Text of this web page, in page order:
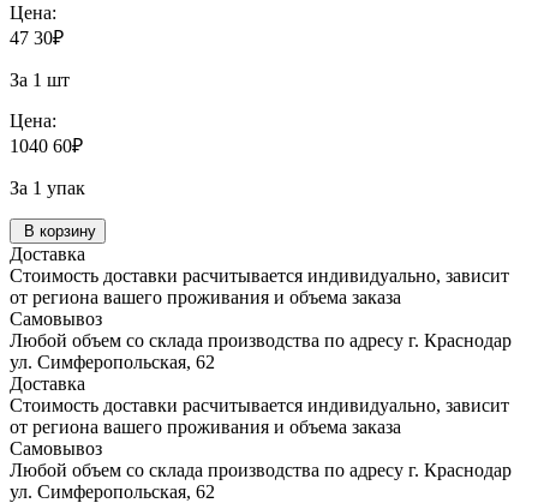
Цена:
47 30₽
За 1 шт
Цена:
1040 60₽
За 1 упак
В корзину
Доставка
Стоимость доставки расчитывается индивидуально, зависит
от региона вашего проживания и объема заказа
Самовывоз
Любой объем со склада производства по адресу г. Краснодар
ул. Симферопольская, 62
Доставка
Стоимость доставки расчитывается индивидуально, зависит
от региона вашего проживания и объема заказа
Самовывоз
Любой объем со склада производства по адресу г. Краснодар
ул. Симферопольская, 62